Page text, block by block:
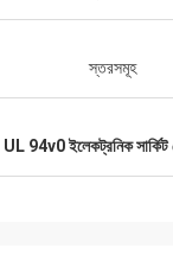
স্তরসমূহ
UL 94v0 ইলেকট্রনিক সার্কিট